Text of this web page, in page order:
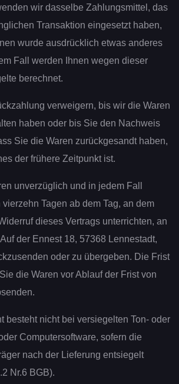
wir dasselbe Zahlungsmittel, das
Transaktion eingesetzt haben,
wurde ausdrücklich etwas anderes
Fall werden Ihnen wegen dieser
berechnet.
verweigern, bis wir die Waren
haben oder bis Sie den Nachweis
Sie die Waren zurückgesandt haben,
der frühere Zeitpunkt ist.
unverzüglich und in jedem Fall
Tagen ab dem Tag, an dem
dieses Vertrags unterrichten, an
der Ennest 18, 57368 Lennestadt,
oder zu übergeben. Die Frist
die Waren vor Ablauf der Frist von
besteht nicht bei versiegelten Ton- oder
Computersoftware, sofern die
nach der Lieferung entsiegelt
Nr.6 BGB).